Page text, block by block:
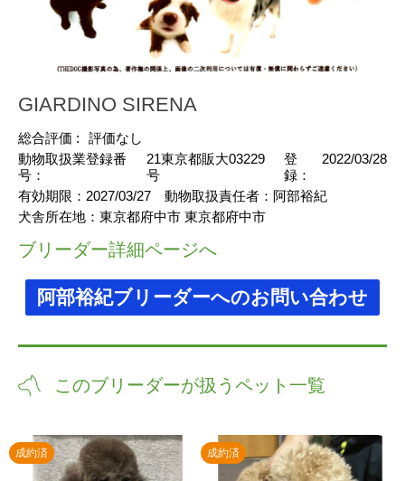
GIARDINO SIRENA
総合評価 :
評価なし
動物取扱業登録番
号：
21東京都販大03229
号
登
録：
2022/03/28
有効期限： 2027/03/27 動物取扱責任者： 阿部裕紀
犬舎所在地： 東京都府中市 東京都府中市
ブリーダー詳細ページへ
阿部裕紀ブリーダーへのお問い合わせ
このブリーダーが扱うペット一覧
成約済 成約済